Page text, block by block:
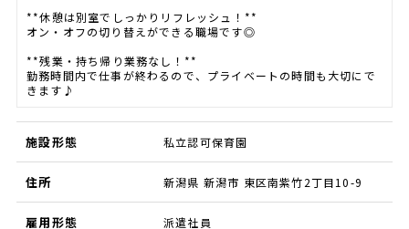
**休憩は別室でしっかりリフレッシュ！**
オン・オフの切り替えができる職場です◎
**残業・持ち帰り業務なし！**
勤務時間内で仕事が終わるので、プライベートの時間も大切にで
きます♪
施設形態 私立認可保育園
住所 新潟県 新潟市 東区南紫竹2丁目10-9
雇用形態 派遣社員